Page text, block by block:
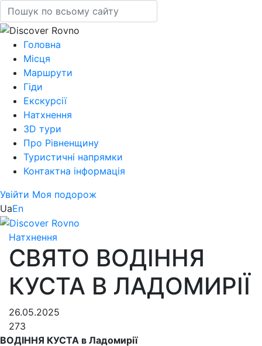
Головна
Місця
Маршрути
Гіди
Екскурсії
Натхнення
3D тури
Про Рівненщину
Туристичні напрямки
Контактна інформація
Увійти Моя подорож
UaEn
Натхнення
СВЯТО ВОДІННЯ
КУСТА В ЛАДОМИРІЇ
26.05.2025
273
ВОДІННЯ КУСТА в Ладомирії